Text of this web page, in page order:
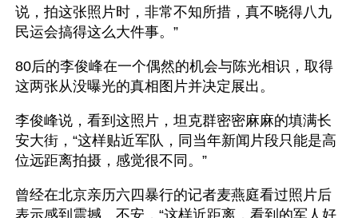
说，拍这张照片时，非常不知所措，真不晓得八九
民运会搞得这么大件事。”
80后的李俊峰在一个偶然的机会与陈光相识，取得
这两张从没曝光的真相图片并决定展出。
李俊峰说，看到这照片，坦克群密密麻麻的填满长
安大街，“这样贴近军队，同当年新闻片段只能是高
位远距离拍摄，感觉很不同。”
曾经在北京亲历六四暴行的记者麦燕庭看过照片后
表示感到震撼、不安，“这样近距离，看到的军人好